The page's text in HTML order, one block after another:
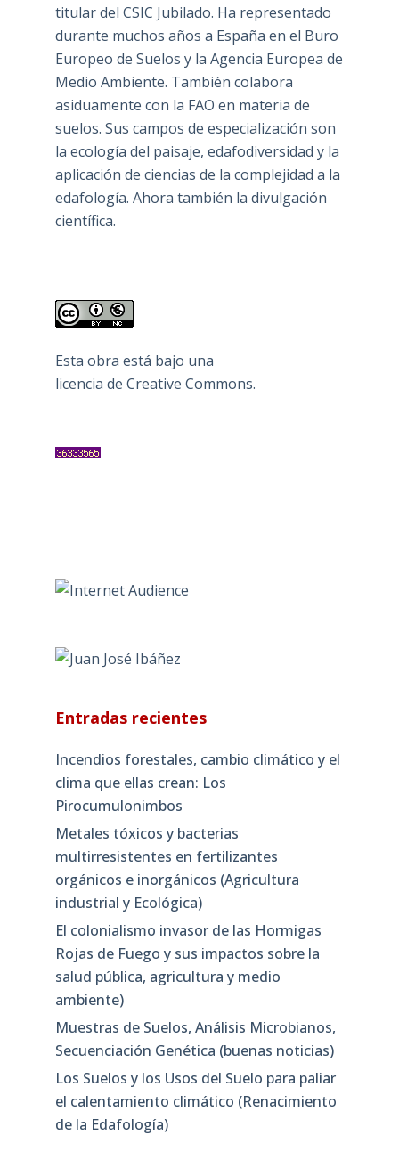
titular del CSIC Jubilado. Ha representado
durante muchos años a España en el Buro
Europeo de Suelos y la Agencia Europea de
Medio Ambiente. También colabora
asiduamente con la FAO en materia de
suelos. Sus campos de especialización son
la ecología del paisaje, edafodiversidad y la
aplicación de ciencias de la complejidad a la
edafología. Ahora también la divulgación
científica.
Esta obra está bajo una
licencia de Creative Commons.
Entradas recientes
Incendios forestales, cambio climático y el
clima que ellas crean: Los
Pirocumulonimbos
Metales tóxicos y bacterias
multirresistentes en fertilizantes
orgánicos e inorgánicos (Agricultura
industrial y Ecológica)
El colonialismo invasor de las Hormigas
Rojas de Fuego y sus impactos sobre la
salud pública, agricultura y medio
ambiente)
Muestras de Suelos, Análisis Microbianos,
Secuenciación Genética (buenas noticias)
Los Suelos y los Usos del Suelo para paliar
el calentamiento climático (Renacimiento
de la Edafología)